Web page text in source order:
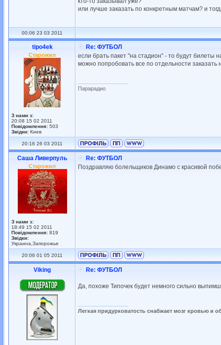
или лучше заказать по конкретным матчам? и
00:06 23 03 2011
tipo4ek
Старожил
З нами з:
20:08 15 02 2011
Повідомлення: 503
Звідки: Киев
Re: ФУТБОЛ
если брать пакет "на стадион" - то будут билеты
можно попробовать все по отдельности заказать
Парарадио
20:16 26 03 2011
Саша Ливерпуль
Старожил
З нами з:
18:49 15 02 2011
Повідомлення: 819
Звідки:
Украина,Запорожье
Re: ФУТБОЛ
Поздравляю болельщиков Динамо с красивой
20:06 01 05 2011
Viking Re: ФУТБОЛ
Да, похоже Типочек будет немного сильно
Легкая придурковатость снабжает мозг кровью и